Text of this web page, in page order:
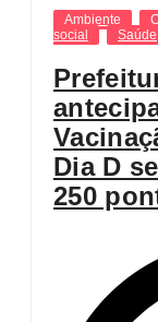
Ambiente
social
Saúde
Dia D
250